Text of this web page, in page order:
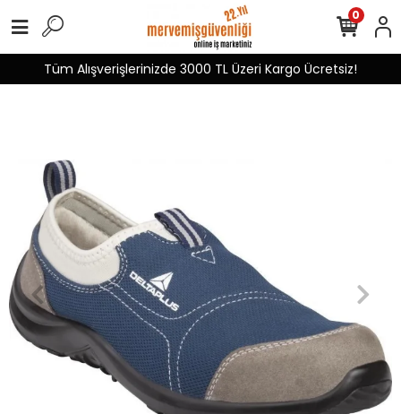
Tüm Alışverişlerinizde 3000 TL Üzeri Kargo Ücretsiz!
0